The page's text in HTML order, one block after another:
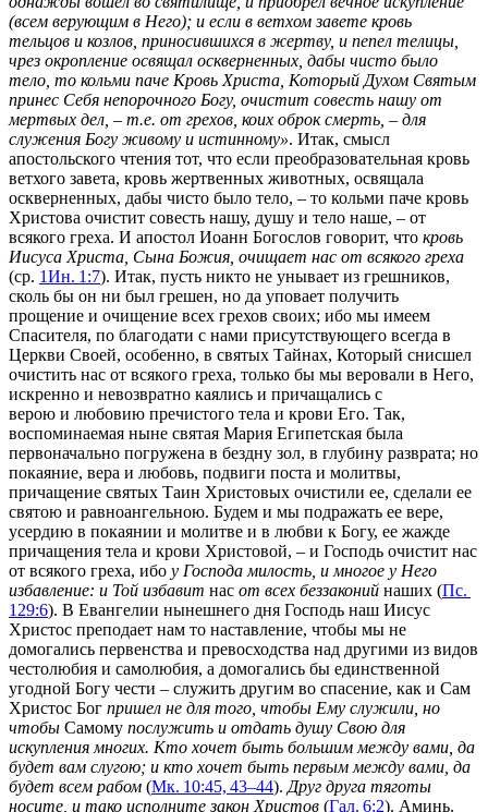
(всем верующим в Него); и если в ветхом завете кровь
тельцов и козлов, приносившихся в жертву, и пепел телицы,
чрез окропление освящал оскверненных, дабы чисто было
тело, то кольми паче Кровь Христа, Который Духом Святым
принес Себя непорочного Богу, очистит совесть нашу от
мертвых дел, – т.е. от грехов, коих оброк смерть, – для
служения Богу живому и истинному». Итак, смысл
апостольского чтения тот, что если преобразовательная кровь
ветхого завета, кровь жертвенных животных, освящала
оскверненных, дабы чисто было тело, – то кольми паче кровь
Христова очистит совесть нашу, душу и тело наше, – от
всякого греха. И апостол Иоанн Богослов говорит, что кровь
Иисуса Христа, Сына Божия, очищает нас от всякого греха
(ср. 1Ин. 1:7). Итак, пусть никто не унывает из грешников,
сколь бы он ни был грешен, но да уповает получить
прощение и очищение всех грехов своих; ибо мы имеем
Спасителя, по благодати с нами присутствующего всегда в
Церкви Своей, особенно, в святых Тайнах, Который снисшел
очистить нас от всякого греха, только бы мы веровали в Него,
искренно и невозвратно каялись и причащались с
верою и любовию пречистого тела и крови Его. Так,
воспоминаемая ныне святая Мария Египетская была
первоначально погружена в бездну зол, в глубину разврата; но
покаяние, вера и любовь, подвиги поста и молитвы,
причащение святых Таин Христовых очистили ее, сделали ее
святою и равноангельною. Будем и мы подражать ее вере,
усердию в покаянии и молитве и в любви к Богу, ее жажде
причащения тела и крови Христовой, – и Господь очистит нас
от всякого греха, ибо у Господа милость, и многое у Него
избавление: и Той избавит нас от всех беззаконий наших (Пс.
129:6). В Евангелии нынешнего дня Господь наш Иисус
Христос преподает нам то наставление, чтобы мы не
домогались первенства и превосходства над другими из видов
честолюбия и самолюбия, а домогались бы единственной
угодной Богу чести – служить другим во спасение, как и Сам
Христос Бог пришел не для того, чтобы Ему служили, но
чтобы Самому послужить и отдать душу Свою для
искупления многих. Кто хочет быть большим между вами, да
будет вам слугою; и кто хочет быть первым между вами, да
будет всем рабом (Мк. 10:45, 43–44). Друг друга тяготы
носите, и тако исполните закон Христов (Гал. 6:2). Аминь.